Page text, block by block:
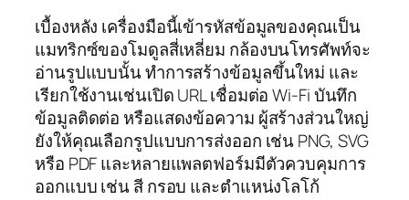
เบื้องหลัง เครื่องมือนี้เข้ารหัสข้อมูลของคุณเป็น
แมทริกซ์ของโมดูลสี่เหลี่ยม กล้องบนโทรศัพท์จะ
อ่านรูปแบบนั้น ทำการสร้างข้อมูลขึ้นใหม่ และ
เรียกใช้งานเช่นเปิด URL เชื่อมต่อ Wi‑Fi บันทึก
ข้อมูลติดต่อ หรือแสดงข้อความ ผู้สร้างส่วนใหญ่
ยังให้คุณเลือกรูปแบบการส่งออก เช่น PNG, SVG
หรือ PDF และหลายแพลตฟอร์มมีตัวควบคุมการ
ออกแบบ เช่น สี กรอบ และตำแหน่งโลโก้